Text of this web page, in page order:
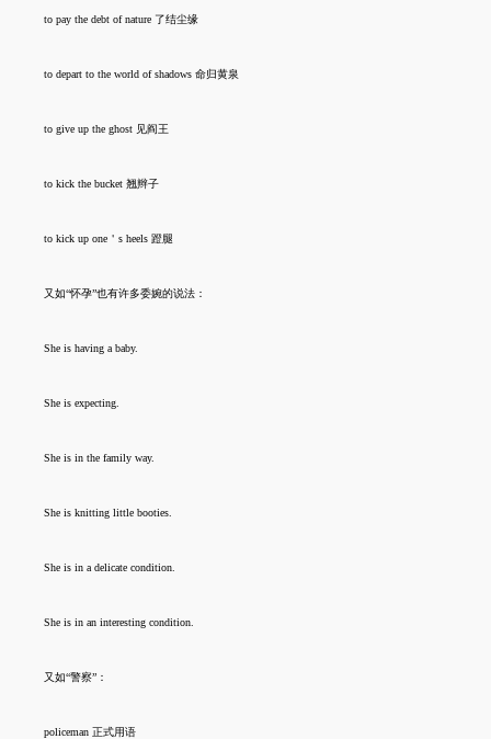
to pay the debt of nature 了结尘缘
to depart to the world of shadows 命归黄泉
to give up the ghost 见阎王
to kick the bucket 翘辫子
to kick up one＇s heels 蹬腿
又如“怀孕”也有许多委婉的说法：
She is having a baby.
She is expecting.
She is in the family way.
She is knitting little booties.
She is in a delicate condition.
She is in an interesting condition.
又如“警察”：
policeman 正式用语